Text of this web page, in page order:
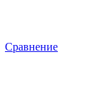
Сравнение